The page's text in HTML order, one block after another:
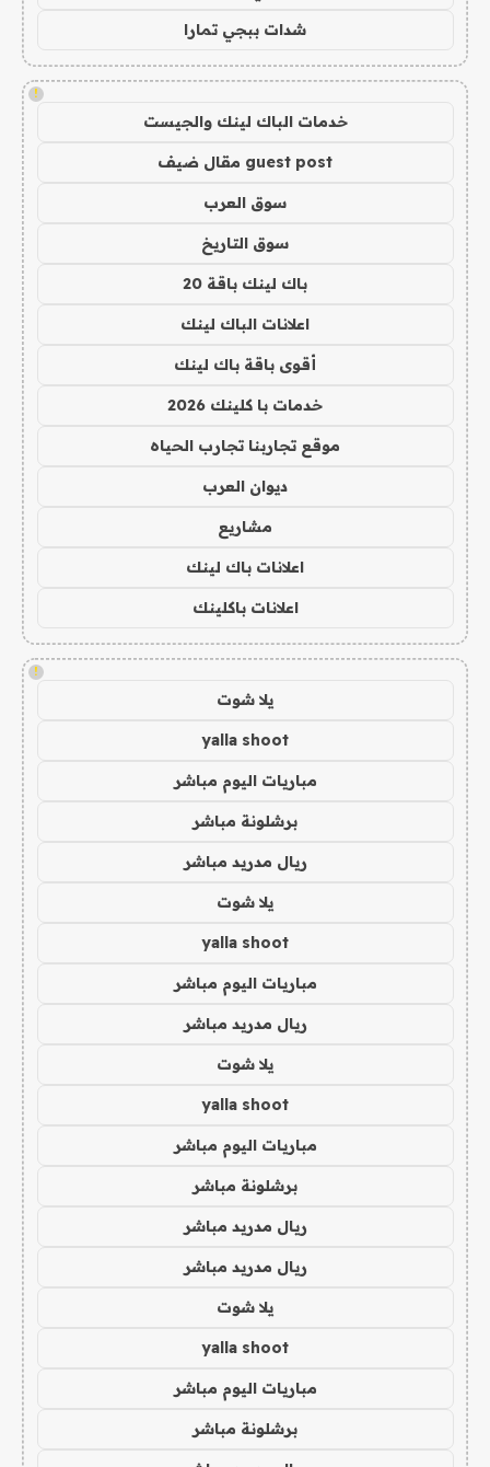
شدات ببجي تمارا
!
خدمات الباك لينك والجيست
guest post مقال ضيف
سوق العرب
سوق التاريخ
باك لينك باقة 20
اعلانات الباك لينك
أقوى باقة باك لينك
خدمات با كلينك 2026
موقع تجاربنا تجارب الحياه
ديوان العرب
مشاريع
اعلانات باك لينك
اعلانات باكلينك
!
يلا شوت
yalla shoot
مباريات اليوم مباشر
برشلونة مباشر
ريال مدريد مباشر
يلا شوت
yalla shoot
مباريات اليوم مباشر
ريال مدريد مباشر
يلا شوت
yalla shoot
مباريات اليوم مباشر
برشلونة مباشر
ريال مدريد مباشر
ريال مدريد مباشر
يلا شوت
yalla shoot
مباريات اليوم مباشر
برشلونة مباشر